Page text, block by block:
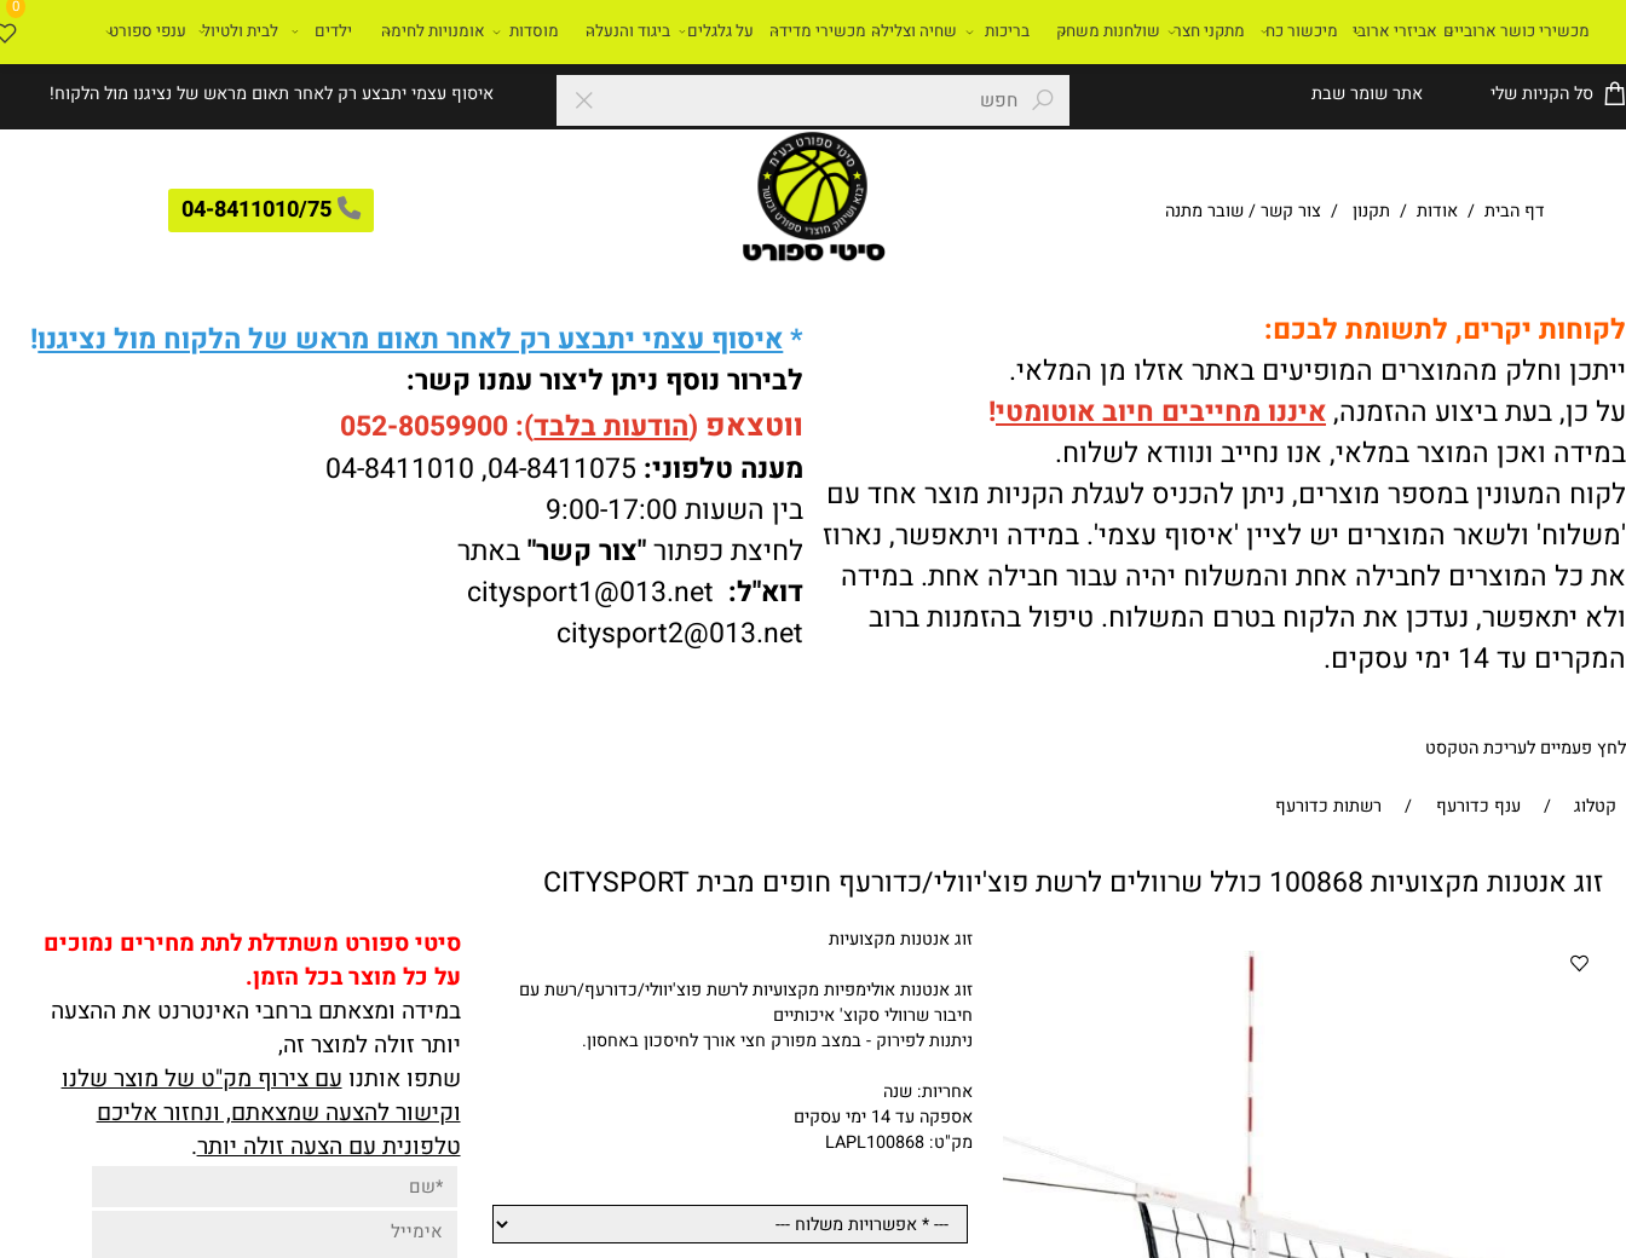
שלי אתר שומר שבת איסוף עצמי יתבצע רק לאחר תאום מראש של נציגנו מול הלקוח!
דף הבית/אודות /תקנון /צור קשר/ שובר מתנה 04-8411010/75
0
כושר ארוביים אביזרי ארובי מיכשור כח מתקני חצר שולחנות משחק בריכות שחיה וצלילה מכשירי מדידה על גלגלים ביגוד והנעלה מוסדות אומנויות לחימה ילדים לבית ולטיול ענפי ספורט
יקרים, לתשומת לבכם:
וחלק מהמוצרים המופיעים באתר אזלו מן המלאי.
בעת ביצוע ההזמנה,איננומחייבים חיוב אוטומטי!
המוצר במלאי, אנו נחייב ונוודא לשלוח.
במספר מוצרים, ניתן להכניס לעגלת הקניות מוצר אחד עם
ולשאר המוצרים יש לציין 'איסוף עצמי'. במידה ויתאפשר, נארוז
לחבילה אחת והמשלוח יהיה עבור חבילה אחת. במידה
נעדכן את הלקוח בטרם המשלוח. טיפול בהזמנות ברוב
עסקים.
איסוף עצמי יתבצע רק לאחר תאום מראש של הלקוח מול נציגנו!
לבירור נוסף ניתן ליצור עמנו קשר:
ווטצאפ (הודעות בלבד):
052-8059900
מענה טלפוני:04-8411075
,
04-8411010
בין השעות 9:00-17:00
לחיצת כפתור "צור קשר"באתר
דוא"ל:citysport1@013.net
citysport2@013.net
זוג אנטנות מקצועיות
זוג אנטנות אולימפיות מקצועיות לרשת פוצ'יוולי/כדורעף/רשת עם
חיבור שרוולי סקוצ' איכותיים
ניתנות לפירוק - במצב מפורק חצי אורך לחיסכון באחסון.
אחריות: שנה
מק"ט: LAPL100868
סיטי ספורט משתדלת לתת מחירים נמוכים
על כל מוצר בכל הזמן.
במידה ומצאתם ברחבי האינטרנט את ההצעה
יותר זולה למוצר זה,
שתפו אותנועם צירוף מק"ט של מוצר שלנו
וקישור להצעה שמצאתם, ונחזור אליכם
טלפונית עם הצעה זולה יותר